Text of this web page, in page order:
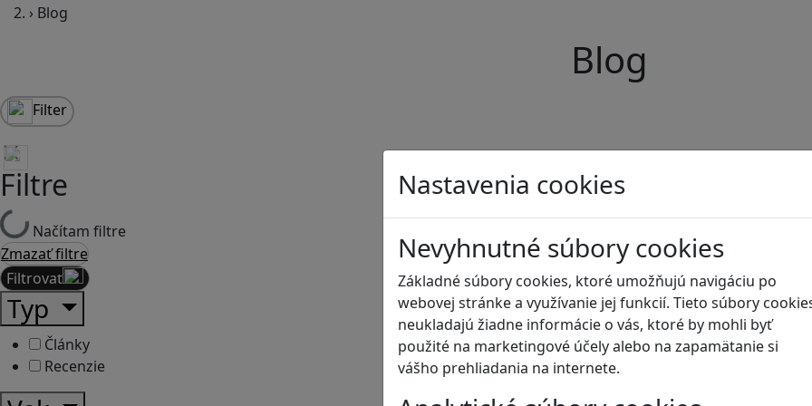
Nastavenia cookies
Nevyhnutné súbory cookies
Základné súbory cookies, ktoré umožňujú navigáciu po
webovej stránke a využívanie jej funkcií. Tieto súbory
neukladajú žiadne informácie o vás, ktoré by mohli byť
použité na marketingové účely alebo na zapamätanie si
vášho prehliadania na internete.
› Blog
Blog
Filter
Filtre
Načítam filtre
Zmazať filtre
Filtrovať
Typ
Články
Recenzie